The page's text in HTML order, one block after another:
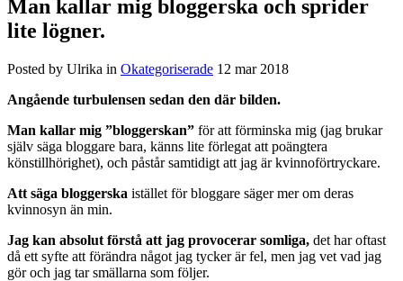
Man kallar mig bloggerska och sprider
lite lögner.
Posted by Ulrika in Okategoriserade 12 mar 2018
Angående turbulensen sedan den där bilden.
Man kallar mig ”bloggerskan” för att förminska mig (jag brukar
själv säga bloggare bara, känns lite förlegat att poängtera
könstillhörighet), och påstår samtidigt att jag är kvinnoförtryckare.
Att säga bloggerska istället för bloggare säger mer om deras
kvinnosyn än min.
Jag kan absolut förstå att jag provocerar somliga, det har oftast
då ett syfte att förändra något jag tycker är fel, men jag vet vad jag
gör och jag tar smällarna som följer.